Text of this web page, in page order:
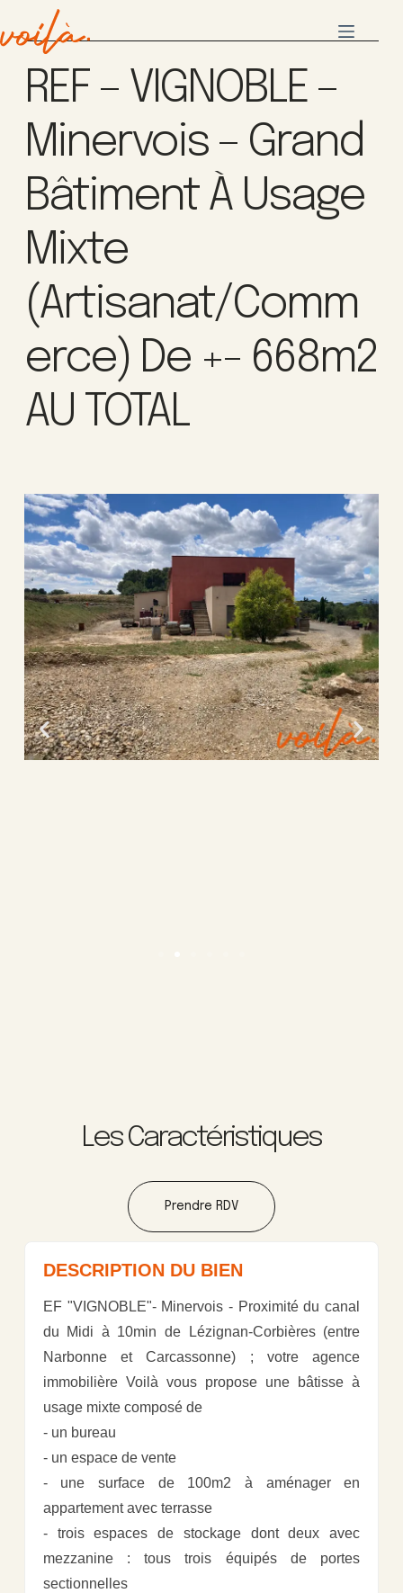
REF – VIGNOBLE –
Minervois – Grand
Bâtiment À Usage
Mixte
(artisanat/comm
Erce) De +- 668m2
AU TOTAL
Les Caractéristiques
Prendre RDV
DESCRIPTION DU BIEN
EF "VIGNOBLE"- Minervois - Proximité du canal
du Midi à 10min de Lézignan-Corbières (entre
Narbonne et Carcassonne) ; votre agence
immobilière Voilà vous propose une bâtisse à
usage mixte composé de
- un bureau
- un espace de vente
- une surface de 100m2 à aménager en
appartement avec terrasse
- trois espaces de stockage dont deux avec
mezzanine : tous trois équipés de portes
sectionnelles